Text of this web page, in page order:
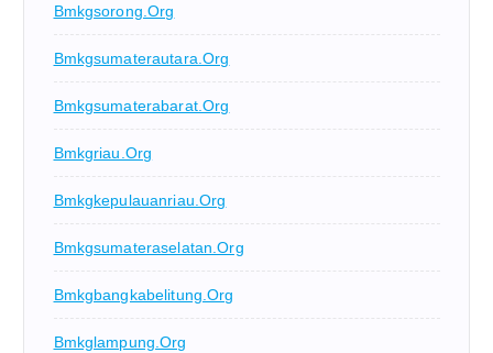
Bmkgsorong.org
Bmkgsumaterautara.org
Bmkgsumaterabarat.org
Bmkgriau.org
Bmkgkepulauanriau.org
Bmkgsumateraselatan.org
Bmkgbangkabelitung.org
Bmkglampung.org